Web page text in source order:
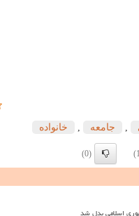
جامعه خانواده
(0)
اسلامی بدل شد